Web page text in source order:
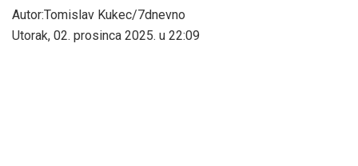
Autor:Tomislav Kukec/7dnevno
Utorak, 02. prosinca 2025. u 22:09